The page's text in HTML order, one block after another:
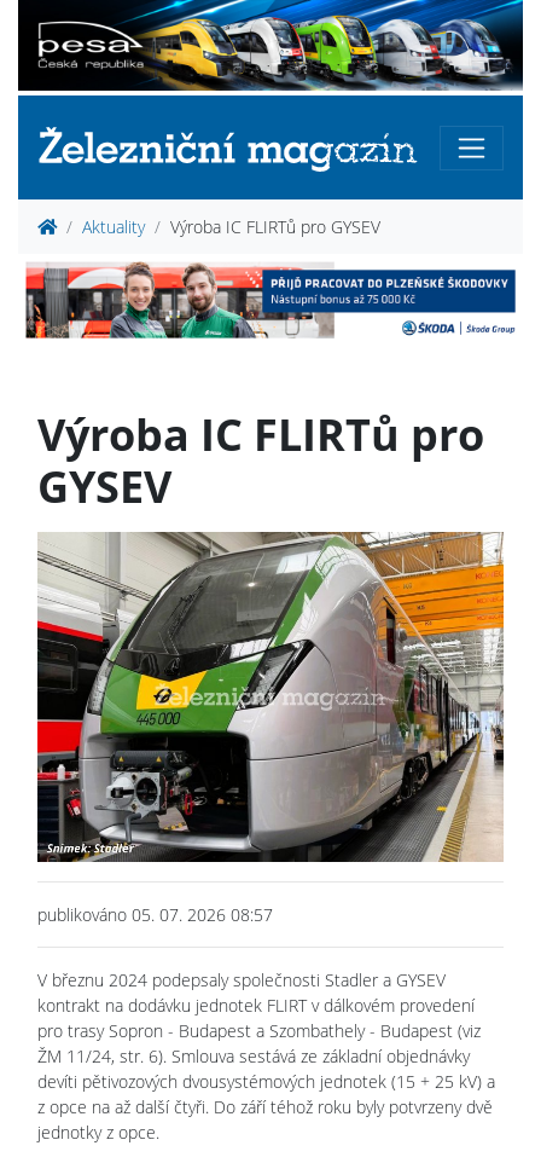
Aktuality Výroba IC FLIRTů pro GYSEV
Výroba IC FLIRTů pro
GYSEV
publikováno 05. 07. 2026 08:57
V březnu 2024 podepsaly společnosti Stadler a GYSEV
kontrakt na dodávku jednotek FLIRT v dálkovém provedení
pro trasy Sopron - Budapest a Szombathely - Budapest (viz
ŽM 11/24, str. 6). Smlouva sestává ze základní objednávky
devíti pětivozových dvousystémových jednotek (15 + 25 kV) a
z opce na až další čtyři. Do září téhož roku byly potvrzeny dvě
jednotky z opce.